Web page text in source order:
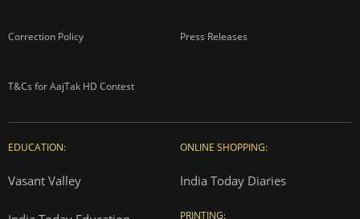
Correction Policy Press Releases
T&Cs for AajTak HD Contest
EDUCATION:
Vasant Valley
ONLINE SHOPPING:
India Today Diaries
PRINTING: